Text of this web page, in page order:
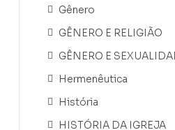
Gênero
GÊNERO E RELIGIÃO
GÊNERO E
Hermenêutica
História
HISTÓRIA DA IGREJA